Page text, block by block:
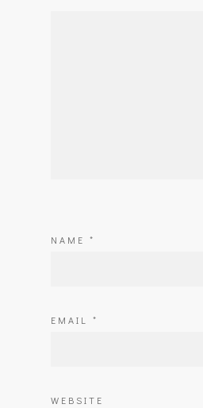
NAME *
EMAIL *
WEBSITE